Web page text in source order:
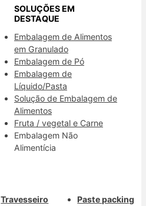
SOLUÇÕES EM
DESTAQUE
Embalagem de Alimentos
em Granulado
Embalagem de Pó
Embalagem de
Líquido/Pasta
Solução de Embalagem de
Alimentos
Fruta / vegetal e Carne
Embalagem Não
Alimentícia
Travesseiro Paste packing